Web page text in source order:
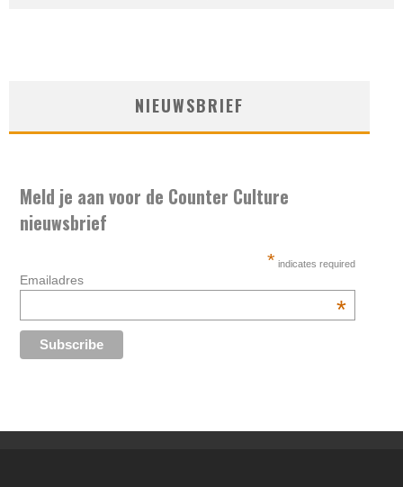
NIEUWSBRIEF
Meld je aan voor de Counter Culture
nieuwsbrief
* indicates required
Emailadres
*